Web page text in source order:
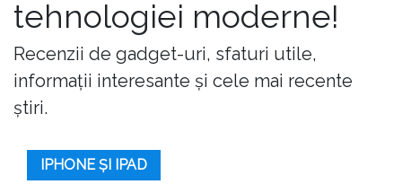
tehnologiei moderne!
Recenzii de gadget-uri, sfaturi utile,
informații interesante și cele mai recente
știri.
IPHONE ȘI IPAD